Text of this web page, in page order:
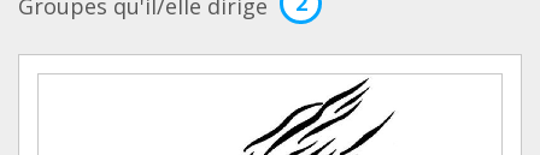
Groupes qu'il/elle dirige